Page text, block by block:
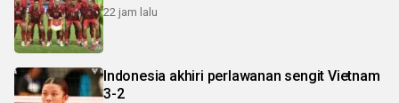
22 jam lalu
Indonesia akhiri perlawanan sengit Vietnam
3-2